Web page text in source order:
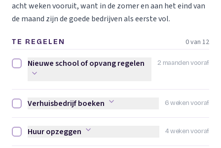
acht weken vooruit, want in de zomer en aan het eind van
de maand zijn de goede bedrijven als eerste vol.
TE REGELEN 0 van 12
2 maanden vooraf
Nieuwe school of opvang regelen afvinken
Nieuwe school of opvang regelen
6 weken vooraf
Verhuisbedrijf boeken afvinken
Verhuisbedrijf boeken
4 weken vooraf
Huur opzeggen afvinken
Huur opzeggen